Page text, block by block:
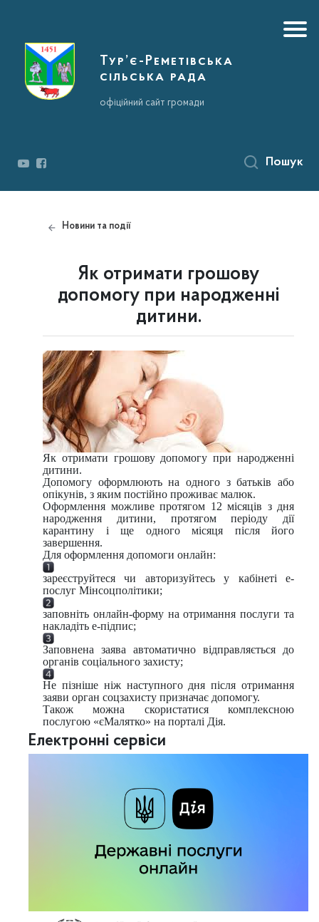
Тур’є-Реметівська
сільська рада
офіційний сайт громади
Пошук
Новини та події
Як отримати грошову
допомогу при народженні
дитини.
Як отримати грошову допомогу при народженні
дитини.
Допомогу оформлюють на одного з батьків або
опікунів, з яким постійно проживає малюк.
Оформлення можливе протягом 12 місяців з дня
народження дитини, протягом періоду дії
карантину і ще одного місяця після його
завершення.
Для оформлення допомоги онлайн:
зареєструйтеся чи авторизуйтесь у кабінеті е-
послуг Мінсоцполітики;
заповніть онлайн-форму на отримання послуги та
накладіть е-підпис;
Заповнена заява автоматично відправляється до
органів соціального захисту;
Не пізніше ніж наступного дня після отримання
заяви орган соцзахисту призначає допомогу.
Також можна скористатися комплексною
послугою «єМалятко» на порталі Дія.
Електронні сервіси